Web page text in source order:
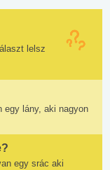
lelsz
egy lány, aki nagyon
egy srác aki